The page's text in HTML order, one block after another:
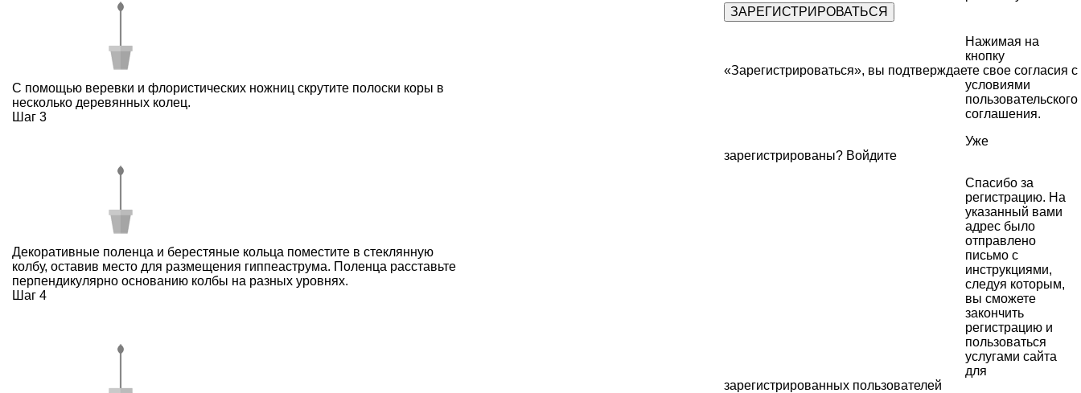
С помощью веревки и флористических ножниц скрутите полоски коры в
несколько деревянных колец.
Шаг 3
Декоративные поленца и берестяные кольца поместите в стеклянную
колбу, оставив место для размещения гиппеаструма. Поленца расставьте
перпендикулярно основанию колбы на разных уровнях.
Шаг 4
Нажимая на
кнопку
«Зарегистрироваться», вы подтверждаете свое согласия с
условиями
пользовательского
соглашения.
Уже
зарегистрированы? Войдите
Спасибо за
регистрацию. На
указанный вами
адрес было
отправлено
письмо с
инструкциями,
следуя которым,
вы сможете
закончить
регистрацию и
пользоваться
услугами сайта
для
зарегистрированных пользователей